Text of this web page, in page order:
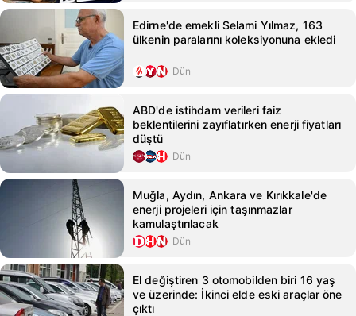
Edirne'de emekli Selami Yılmaz, 163
ülkenin paralarını koleksiyonuna ekledi
Dün
ABD'de istihdam verileri faiz
beklentilerini zayıflatırken enerji fiyatları
düştü
Dün
Muğla, Aydın, Ankara ve Kırıkkale'de
enerji projeleri için taşınmazlar
kamulaştırılacak
Dün
El değiştiren 3 otomobilden biri 16 yaş
ve üzerinde: İkinci elde eski araçlar öne
çıktı